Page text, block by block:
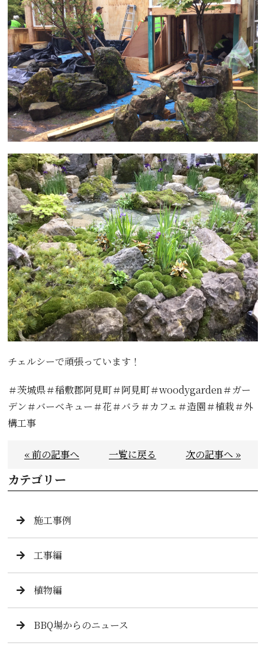
チェルシーで頑張っています！
＃茨城県＃稲敷郡阿見町＃阿見町＃woodygarden＃ガー
デン＃バーベキュー＃花＃バラ＃カフェ＃造園＃植栽＃外
構工事
« 前の記事へ 一覧に戻る 次の記事へ »
カテゴリー
施工事例
工事編
植物編
BBQ場からのニュース